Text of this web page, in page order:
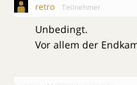
retro Teilnehmer
Unbedingt.
Vor allem der